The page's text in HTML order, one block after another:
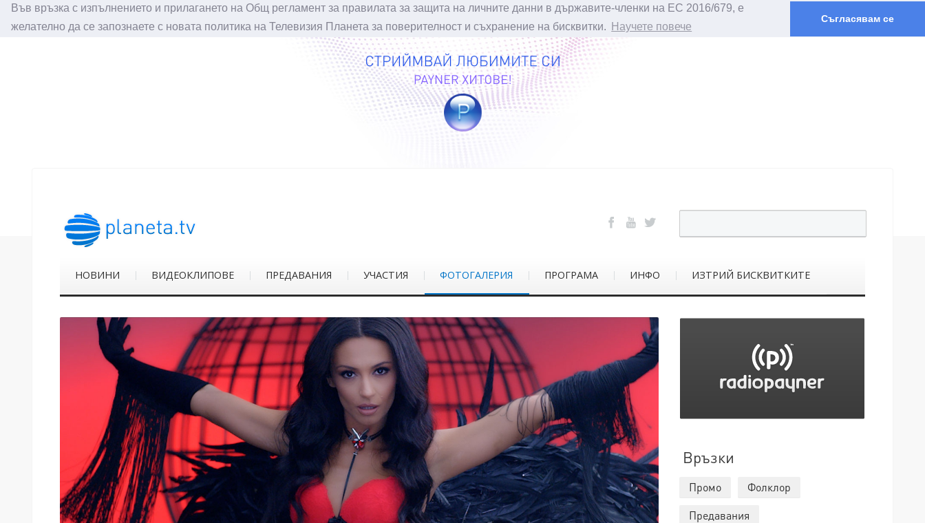
Във връзка с изпълнението и прилагането на Общ регламент за правилата за защита на личните данни в държавите-членки на ЕС 2016/679, е
желателно да се запознаете с новата политика на Телевизия Планета за поверителност и съхранение на бисквитки.
Научете повече
Съгласявам се
НОВИНИ ВИДЕОКЛИПОВЕ ПРЕДАВАНИЯ УЧАСТИЯ ФОТОГАЛЕРИЯ ПРОГРАМА ИНФО ИЗТРИЙ БИСКВИТКИТЕ
Връзки
Промо
Фолклор
Предавания